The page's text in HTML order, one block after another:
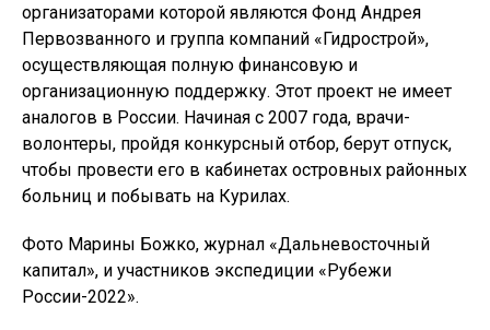
организаторами которой являются Фонд Андрея
Первозванного и группа компаний «Гидрострой»,
осуществляющая полную финансовую и
организационную поддержку. Этот проект не имеет
аналогов в России. Начиная с 2007 года, врачи-
волонтеры, пройдя конкурсный отбор, берут отпуск,
чтобы провести его в кабинетах островных районных
больниц и побывать на Курилах.
Фото Марины Божко, журнал «Дальневосточный
капитал», и участников экспедиции «Рубежи
России-2022».